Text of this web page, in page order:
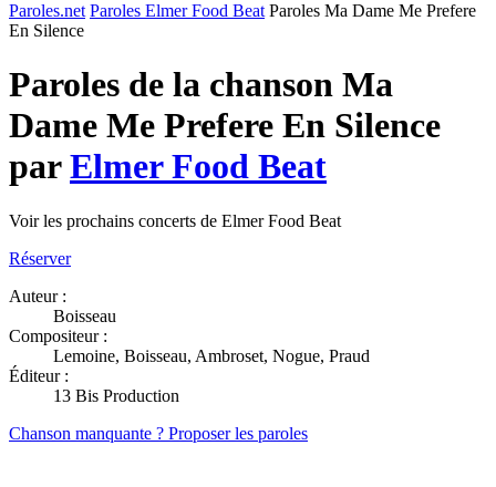
Paroles.net Paroles Elmer Food Beat Paroles Ma Dame Me Prefere
En Silence
Paroles de la chanson Ma
Dame Me Prefere En Silence
parElmer Food Beat
Voir les prochains concerts de Elmer Food Beat
Réserver
Auteur :
Boisseau
Compositeur :
Lemoine, Boisseau, Ambroset, Nogue, Praud
Éditeur :
13 Bis Production
Chanson manquante ? Proposer les paroles